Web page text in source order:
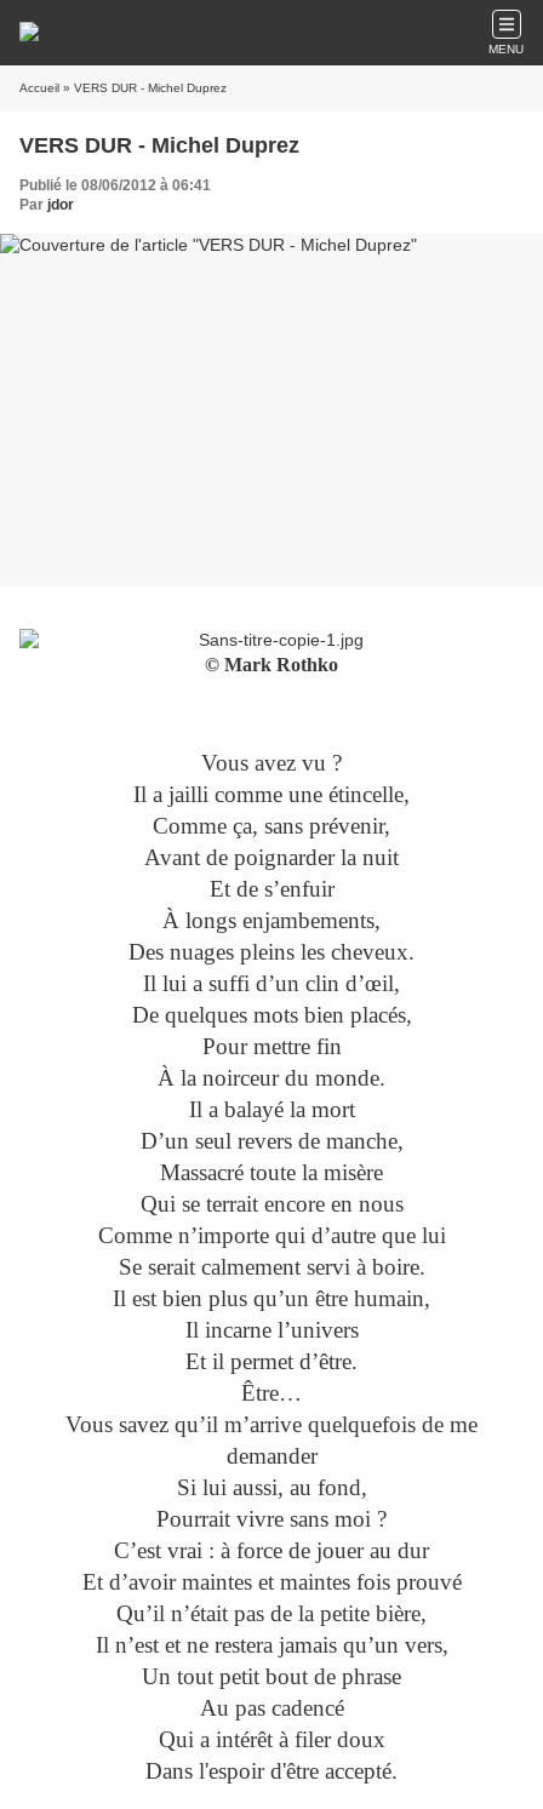
MENU
Accueil » VERS DUR - Michel Duprez
VERS DUR - Michel Duprez
Publié le 08/06/2012 à 06:41
Par jdor
© Mark Rothko
Vous avez vu ?
Il a jailli comme une étincelle,
Comme ça, sans prévenir,
Avant de poignarder la nuit
Et de s’enfuir
À longs enjambements,
Des nuages pleins les cheveux.
Il lui a suffi d’un clin d’œil,
De quelques mots bien placés,
Pour mettre fin
À la noirceur du monde.
Il a balayé la mort
D’un seul revers de manche,
Massacré toute la misère
Qui se terrait encore en nous
Comme n’importe qui d’autre que lui
Se serait calmement servi à boire.
Il est bien plus qu’un être humain,
Il incarne l’univers
Et il permet d’être.
Être…
Vous savez qu’il m’arrive quelquefois de me
demander
Si lui aussi, au fond,
Pourrait vivre sans moi ?
C’est vrai : à force de jouer au dur
Et d’avoir maintes et maintes fois prouvé
Qu’il n’était pas de la petite bière,
Il n’est et ne restera jamais qu’un vers,
Un tout petit bout de phrase
Au pas cadencé
Qui a intérêt à filer doux
Dans l'espoir d'être accepté.